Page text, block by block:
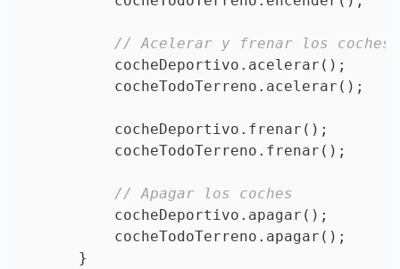
// Acelerar y frenar los coches
        cocheDeportivo.acelerar();
        cocheTodoTerreno.acelerar();
        cocheDeportivo.frenar();
        cocheTodoTerreno.frenar();
// Apagar los coches
        cocheDeportivo.apagar();
        cocheTodoTerreno.apagar();
    }